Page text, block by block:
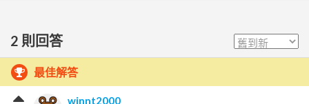
2 則回答
最佳解答
winnt2000